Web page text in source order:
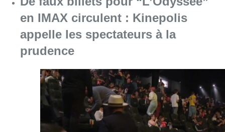
06 août 2026 Consulter l'article "De faux billets pour
La police lance un avis de